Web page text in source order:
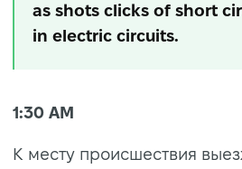
as shots clicks of short
in electric circuits.
1:30 AM
К месту происшествия